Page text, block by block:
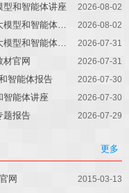
型和智能体讲座 2026-08-02
2026-08-02
2026-07-31
材官网 2026-07-31
智能体报告 2026-07-30
智能体讲座 2026-07-30
题报告 2026-07-29
更多
网 2015-03-13